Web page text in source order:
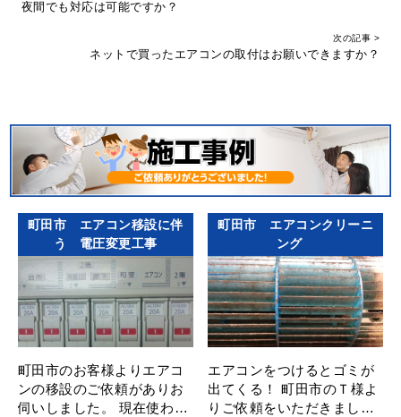
夜間でも対応は可能ですか？
次の記事 >
ネットで買ったエアコンの取付はお願いできますか？
町田市 エアコン移設に伴
う 電圧変更工事
町田市のお客様よりエアコ
ンの移設のご依頼がありお
伺いしました。 現在使われ
町田市 エアコンクリーニ
ング
エアコンをつけるとゴミが
出てくる！ 町田市のＴ様よ
りご依頼をいただきまし